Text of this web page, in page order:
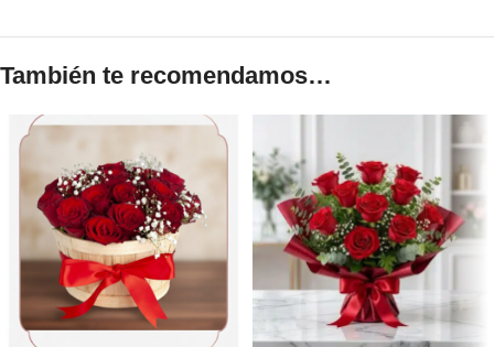
También te recomendamos…